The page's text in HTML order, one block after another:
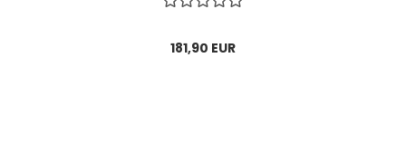
181,90 EUR